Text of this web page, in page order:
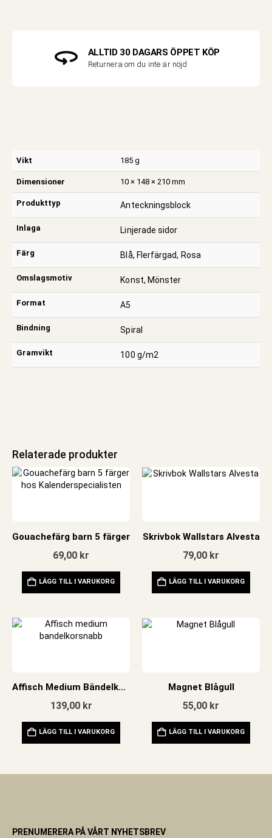
ALLTID 30 DAGARS ÖPPET KÖP
Returnera om du inte är nöjd
Vikt 185 g
Dimensioner 10 × 148 × 210 mm
Produkttyp Anteckningsblock
Inlaga Linjerade sidor
Färg Blå, Flerfärgad, Rosa
Omslagsmotiv Konst, Mönster
Format A5
Bindning Spiral
Gramvikt 100 g/m2
Relaterade produkter
Gouachefärg barn 5 färger
69,00 kr
LÄGG TILL I VARUKORG
Skrivbok Wallstars Alvesta
79,00 kr
LÄGG TILL I VARUKORG
Affisch Medium Bändelkorsnäbb
139,00 kr
LÄGG TILL I VARUKORG
Magnet Blågull
55,00 kr
LÄGG TILL I VARUKORG
PRENUMERERA PÅ VÅRT NYHETSBREV